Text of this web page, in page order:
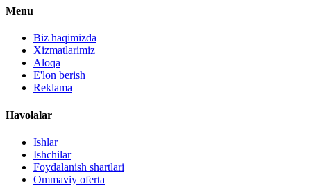
Menu
Biz haqimizda
Xizmatlarimiz
Aloqa
E'lon berish
Reklama
Havolalar
Ishlar
Ishchilar
Foydalanish shartlari
Ommaviy oferta